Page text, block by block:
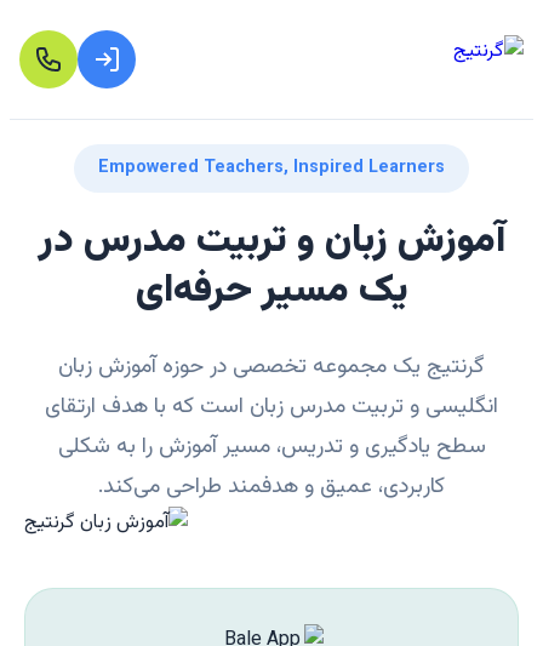
Empowered Teachers, Inspired Learners
آموزش زبان و تربیت مدرس در
یک مسیر حرفه‌ای
گرنتیج یک مجموعه تخصصی در حوزه آموزش زبان
انگلیسی و تربیت مدرس زبان است که با هدف ارتقای
سطح یادگیری و تدریس، مسیر آموزش را به شکلی
کاربردی، عمیق و هدفمند طراحی می‌کند.